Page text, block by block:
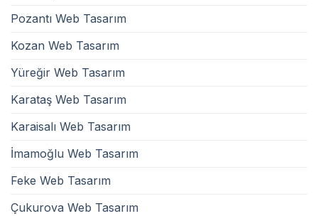
Pozantı Web Tasarım
Kozan Web Tasarım
Yüreğir Web Tasarım
Karataş Web Tasarım
Karaisalı Web Tasarım
İmamoğlu Web Tasarım
Feke Web Tasarım
Çukurova Web Tasarım